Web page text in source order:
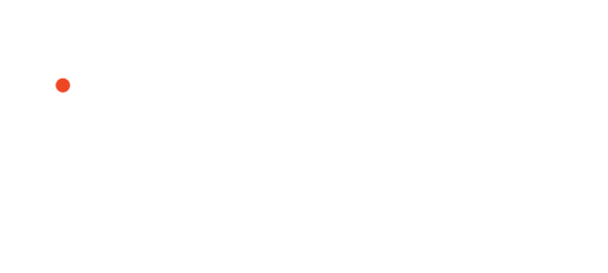
experience on our website. By continuing to browse this website, you accept that
you can disable cookies, you can access our